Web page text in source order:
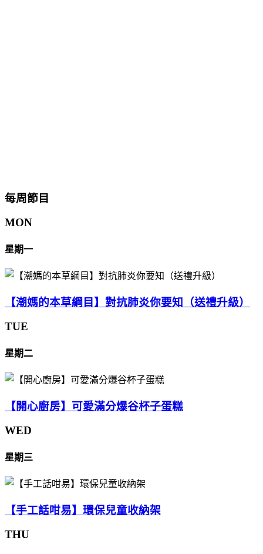
每周節目
MON
星期一
【潮媽的本草綱目】對抗肺炎你要知（送禮升級）
TUE
星期二
【開心廚房】可愛滿分爆谷杯子蛋糕
WED
星期三
【手工話咁易】環保兒童收納架
THU